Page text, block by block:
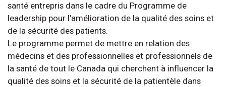
santé entrepris dans le cadre du Programme de
leadership pour l’amélioration de la qualité des soins et
de la sécurité des patients.
Le programme permet de mettre en relation des
médecins et des professionnelles et professionnels de
la santé de tout le Canada qui cherchent à influencer la
qualité des soins et la sécurité de la patientèle dans